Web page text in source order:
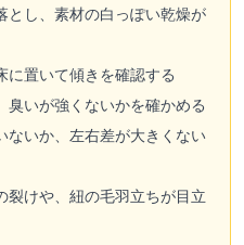
とし、素材の白っぽい乾燥が
に置いて傾きを確認する
臭いが強くないかを確かめる
ないか、左右差が大きくない
裂けや、紐の毛羽立ちが目立